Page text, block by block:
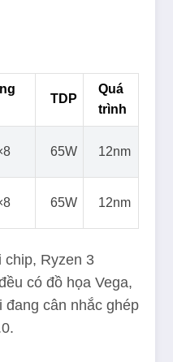
TDP
Quá
trình
65W 12nm
65W 12nm
Ryzen 3
có đồ họa Vega,
cân nhắc ghép